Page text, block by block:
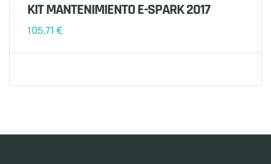
KIT MANTENIMIENTO E-SPARK 2017
105,71 €